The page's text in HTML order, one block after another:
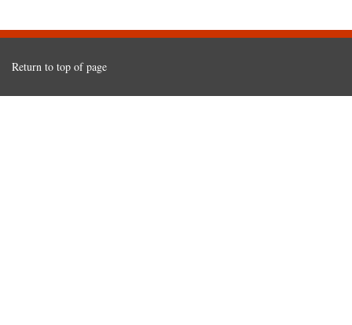
Return to top of page